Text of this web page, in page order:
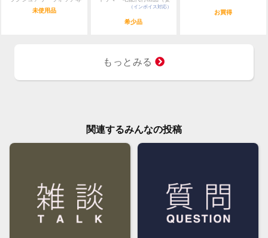
門店：R/M
未使用品
託販売）
（インボイス対応）
希少品
お買得
もっとみる
関連するみんなの投稿